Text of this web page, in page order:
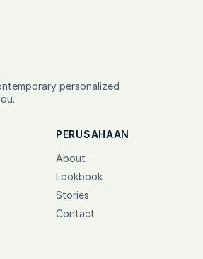
personalized
PERUSAHAAN
About
Lookbook
Stories
Contact